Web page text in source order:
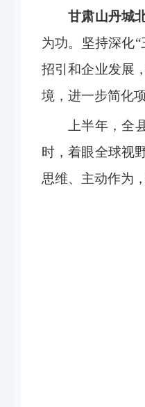
甘肃山丹城
为功。坚持深化
招引和企业发展
境，进一步简化
上半年，全
时，着眼全球视
思维、主动作为